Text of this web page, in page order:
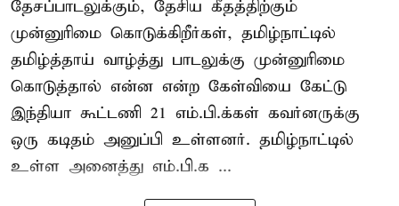
தேசப்பாடலுக்கும், தேசிய கீதத்திற்கும்
முன்னுரிமை கொடுக்கிறீர்கள், தமிழ்நாட்டில்
தமிழ்த்தாய் வாழ்த்து பாடலுக்கு முன்னுரிமை
கொடுத்தால் என்ன என்ற கேள்வியை கேட்டு
இந்தியா கூட்டணி 21 எம்.பி.க்கள் கவர்னருக்கு
ஒரு கடிதம் அனுப்பி உள்ளனர். தமிழ்நாட்டில்
உள்ள அனைத்து எம்.பி.க ...